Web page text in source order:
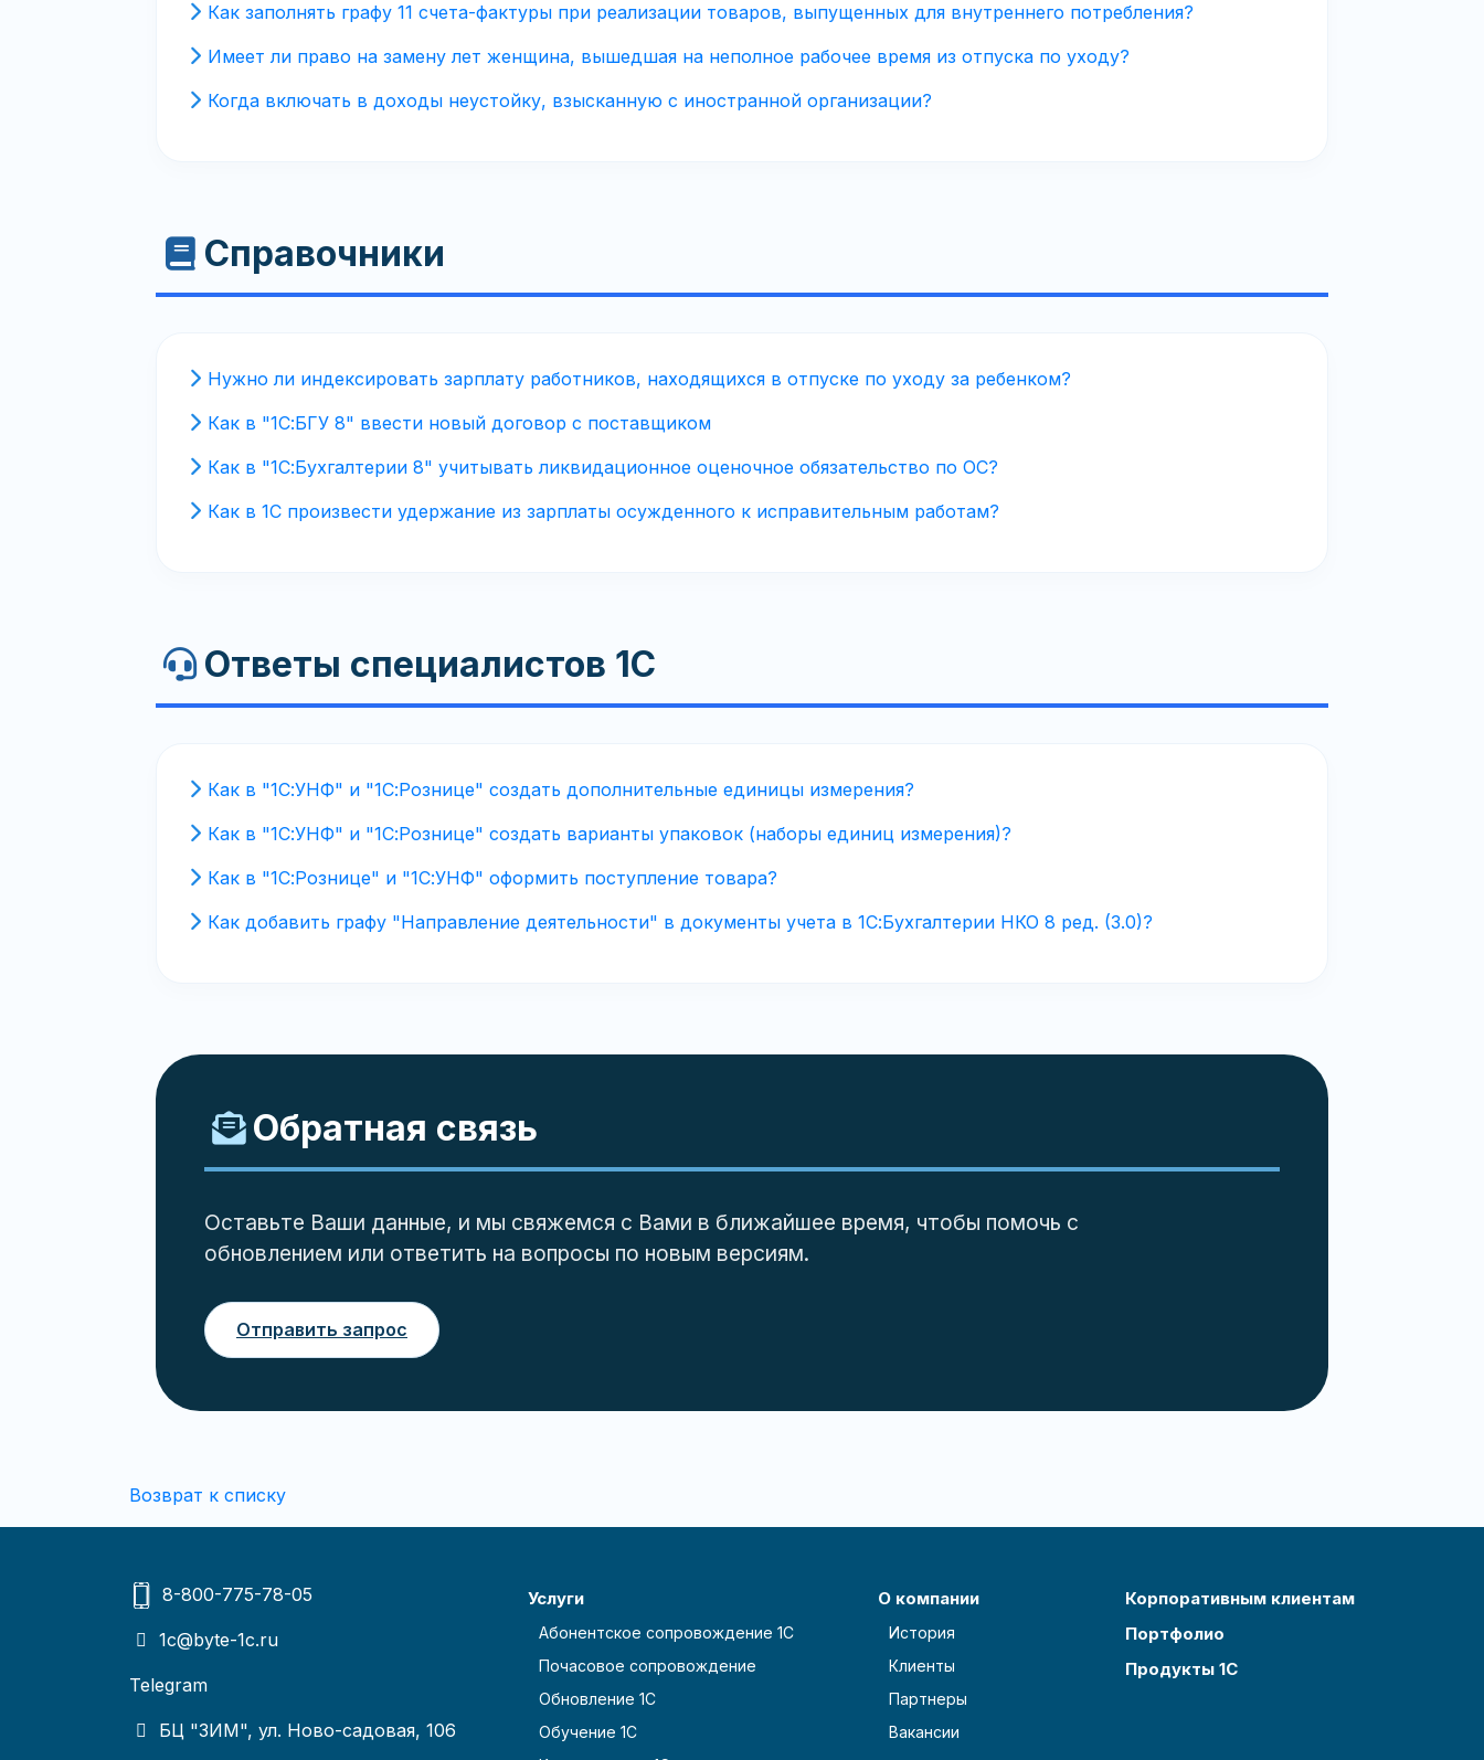
Как заполнять графу 11 счета-фактуры при реализации товаров, выпущенных для внутреннего потребления?
Имеет ли право на замену лет женщина, вышедшая на неполное рабочее время из отпуска по уходу?
Когда включать в доходы неустойку, взысканную с иностранной организации?
Справочники
Нужно ли индексировать зарплату работников, находящихся в отпуске по уходу за ребенком?
Как в "1С:БГУ 8" ввести новый договор с поставщиком
Как в "1С:Бухгалтерии 8" учитывать ликвидационное оценочное обязательство по ОС?
Как в 1C произвести удержание из зарплаты осужденного к исправительным работам?
Ответы специалистов 1С
Как в "1С:УНФ" и "1С:Рознице" создать дополнительные единицы измерения?
Как в "1С:УНФ" и "1С:Рознице" создать варианты упаковок (наборы единиц измерения)?
Как в "1С:Рознице" и "1С:УНФ" оформить поступление товара?
Как добавить графу "Направление деятельности" в документы учета в 1С:Бухгалтерии НКО 8 ред. (3.0)?
Обратная связь
Оставьте Ваши данные, и мы свяжемся с Вами в ближайшее время, чтобы помочь с
обновлением или ответить на вопросы по новым версиям.
Отправить запрос
Возврат к списку
8-800-775-78-05
1c@byte-1c.ru
Telegram
БЦ "ЗИМ", ул. Ново-садовая, 106
Услуги
Абонентское сопровождение 1С
Почасовое сопровождение
Обновление 1С
Обучение 1С
О компании
История
Клиенты
Партнеры
Вакансии
Корпоративным клиентам
Портфолио
Продукты 1С